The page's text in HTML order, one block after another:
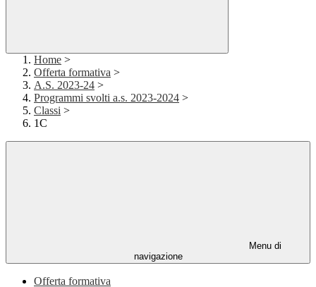
Home >
Offerta formativa >
A.S. 2023-24 >
Programmi svolti a.s. 2023-2024 >
Classi >
1C
Menu di
navigazione
Offerta formativa